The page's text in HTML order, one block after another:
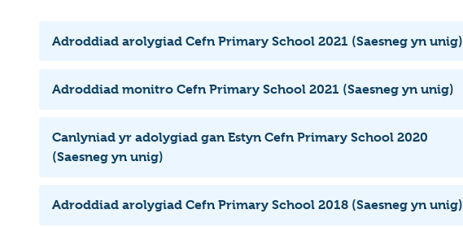
Adroddiad arolygiad Cefn Primary School 2021 (Saesneg yn unig)
Adroddiad monitro Cefn Primary School 2021 (Saesneg yn unig)
Canlyniad yr adolygiad gan Estyn Cefn Primary School 2020
(Saesneg yn unig)
Adroddiad arolygiad Cefn Primary School 2018 (Saesneg yn unig)